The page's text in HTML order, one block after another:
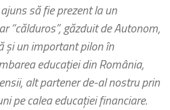
să fie prezent la un
“călduros”, găzduit de Autonom,
și un important pilon în
educației din România,
alt partener de-al nostru prin
pe calea educației financiare.